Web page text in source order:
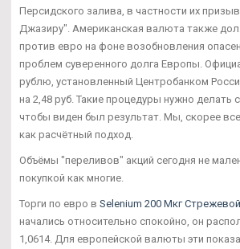
Персидского залива, в частности их
Джазиру". Американская валюта также
против евро на фоне возобновления
проблем суверенного долга Европы.
рублю, установленный Центробанком
на 2,48 руб. Такие процедуры нужно делать
чтобы виден был результат. Мы, скорее
как расчётный подход.
Объёмы "переливов" акций сегодня не
покупкой как многие.
Торги по евро в Selenium 200 Мкг Стрежевой
начались относительно спокойно, он
1,0614. Для европейской валюты эти